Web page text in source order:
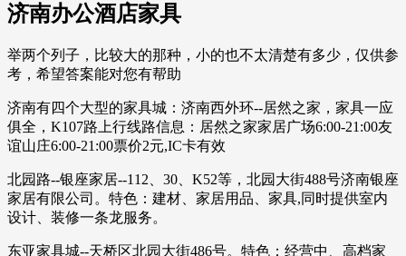
济南办公酒店家具
举两个列子，比较大的那种，小的也不太清楚有多少，仅供参
考，希望答案能对您有帮助
济南有四个大型的家具城：济南西外环--居然之家，家具一应
俱全，K107路上行线路信息：居然之家家居广场6:00-21:00友
谊山庄6:00-21:00票价2元,IC卡有效
北园路--银座家居--112、30、K52等，北园大街488号济南银座
家居有限公司。特色：建材、家居用品、家具,同时提供室内
设计、装修一条龙服务。
东亚家具城--天桥区北园大街486号。特色：经营中、高档家